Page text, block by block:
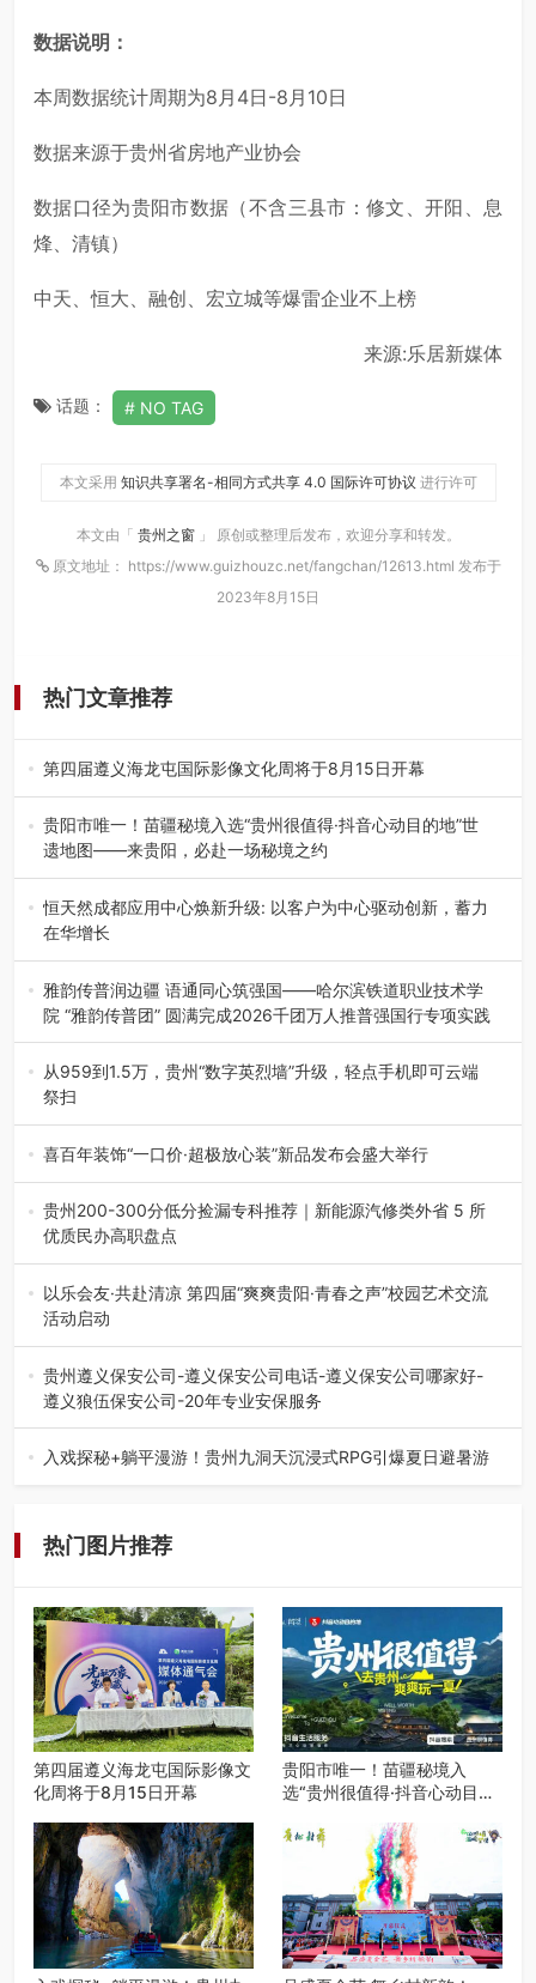
数据说明：
本周数据统计周期为8月4日-8月10日
数据来源于贵州省房地产业协会
数据口径为贵阳市数据（不含三县市：修文、开阳、息
烽、清镇）
中天、恒大、融创、宏立城等爆雷企业不上榜
来源:乐居新媒体
话题： NO TAG
本文采用 知识共享署名-相同方式共享 4.0 国际许可协议 进行许可
本文由「 贵州之窗 」 原创或整理后发布，欢迎分享和转发。
原文地址： https://www.guizhouzc.net/fangchan/12613.html 发布于
2023年8月15日
热门文章推荐
第四届遵义海龙屯国际影像文化周将于8月15日开幕
8月7日，第四届遵义海龙屯国际影像文化周媒体通气会在世
界文化遗产地海龙屯核心景区…
贵阳市唯一！苗疆秘境入选“贵州很值得·抖音心动目的地”世
遗地图——来贵阳，必赴一场秘境之约
2026年7月21日，2026年“贵州很值得”暨抖音“心动目的
地”（贵州站）主题…
恒天然成都应用中心焕新升级: 以客户为中心驱动创新，蓄力
在华增长
融合全球研发实力与本土洞察，深化客户共创，赋能西南市
场创新发展 （7月27日，成…
雅韵传普润边疆 语通同心筑强国——哈尔滨铁道职业技术学
院 “雅韵传普团” 圆满完成2026千团万人推普强国行专项实践
为扎实推进2026“千团万人推普强国行”大学生暑期社会实
践，牢牢紧扣 “雅韵传普…
从959到1.5万，贵州“数字英烈墙”升级，轻点手机即可云端
祭扫
八一建军节到来之际，由贵州省退役军人事务厅指导，贵阳
市退役军人事务局联合贵州广电…
喜百年装饰“一口价·超极放心装”新品发布会盛大举行
2026年7月31日，喜百年装饰“一口价·超极放心装”新品发布
会在贵阳隆重举行。…
贵州200-300分低分捡漏专科推荐｜新能源汽修类外省 5 所
优质民办高职盘点
在贵州省高考志愿填报体系中，200至300分数段考生可选择
的省内工科、新能源汽车…
以乐会友·共赴清凉 第四届“爽爽贵阳·青春之声”校园艺术交流
活动启动
七月的贵阳，清风送爽，第四届“爽爽贵阳·青春之声”校园管
弦乐（合唱）艺术交流活动…
贵州遵义保安公司-遵义保安公司电话-遵义保安公司哪家好-
遵义狼伍保安公司-20年专业安保服务
在遵义，不管是企业园区运营、小区物业管理、建筑工地施
工、商业商场经营，还是举办各…
入戏探秘+躺平漫游！贵州九洞天沉浸式RPG引爆夏日避暑游
热门图片推荐
第四届遵义海龙屯国际影像文
化周将于8月15日开幕
贵阳市唯一！苗疆秘境入
选“贵州很值得·抖音心动目的
赴一场秘境之约